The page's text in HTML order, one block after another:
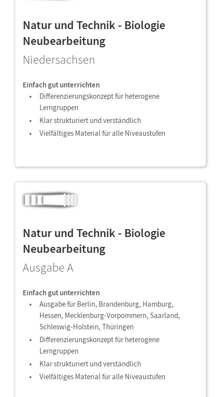
Natur und Technik - Biologie
Neubearbeitung
Niedersachsen
Einfach gut unterrichten
Differenzierungskonzept für heterogene
Lerngruppen
Klar strukturiert und verständlich
Vielfältiges Material für alle Niveaustufen
Natur und Technik - Biologie
Neubearbeitung
Ausgabe A
Einfach gut unterrichten
Ausgabe für Berlin, Brandenburg, Hamburg,
Hessen, Mecklenburg-Vorpommern, Saarland,
Schleswig-Holstein, Thüringen
Differenzierungskonzept für heterogene
Lerngruppen
Klar strukturiert und verständlich
Vielfältiges Material für alle Niveaustufen